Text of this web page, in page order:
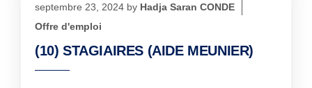
septembre 23, 2024 by Hadja Saran CONDE
Offre d'emploi
(10) STAGIAIRES (AIDE MEUNIER)